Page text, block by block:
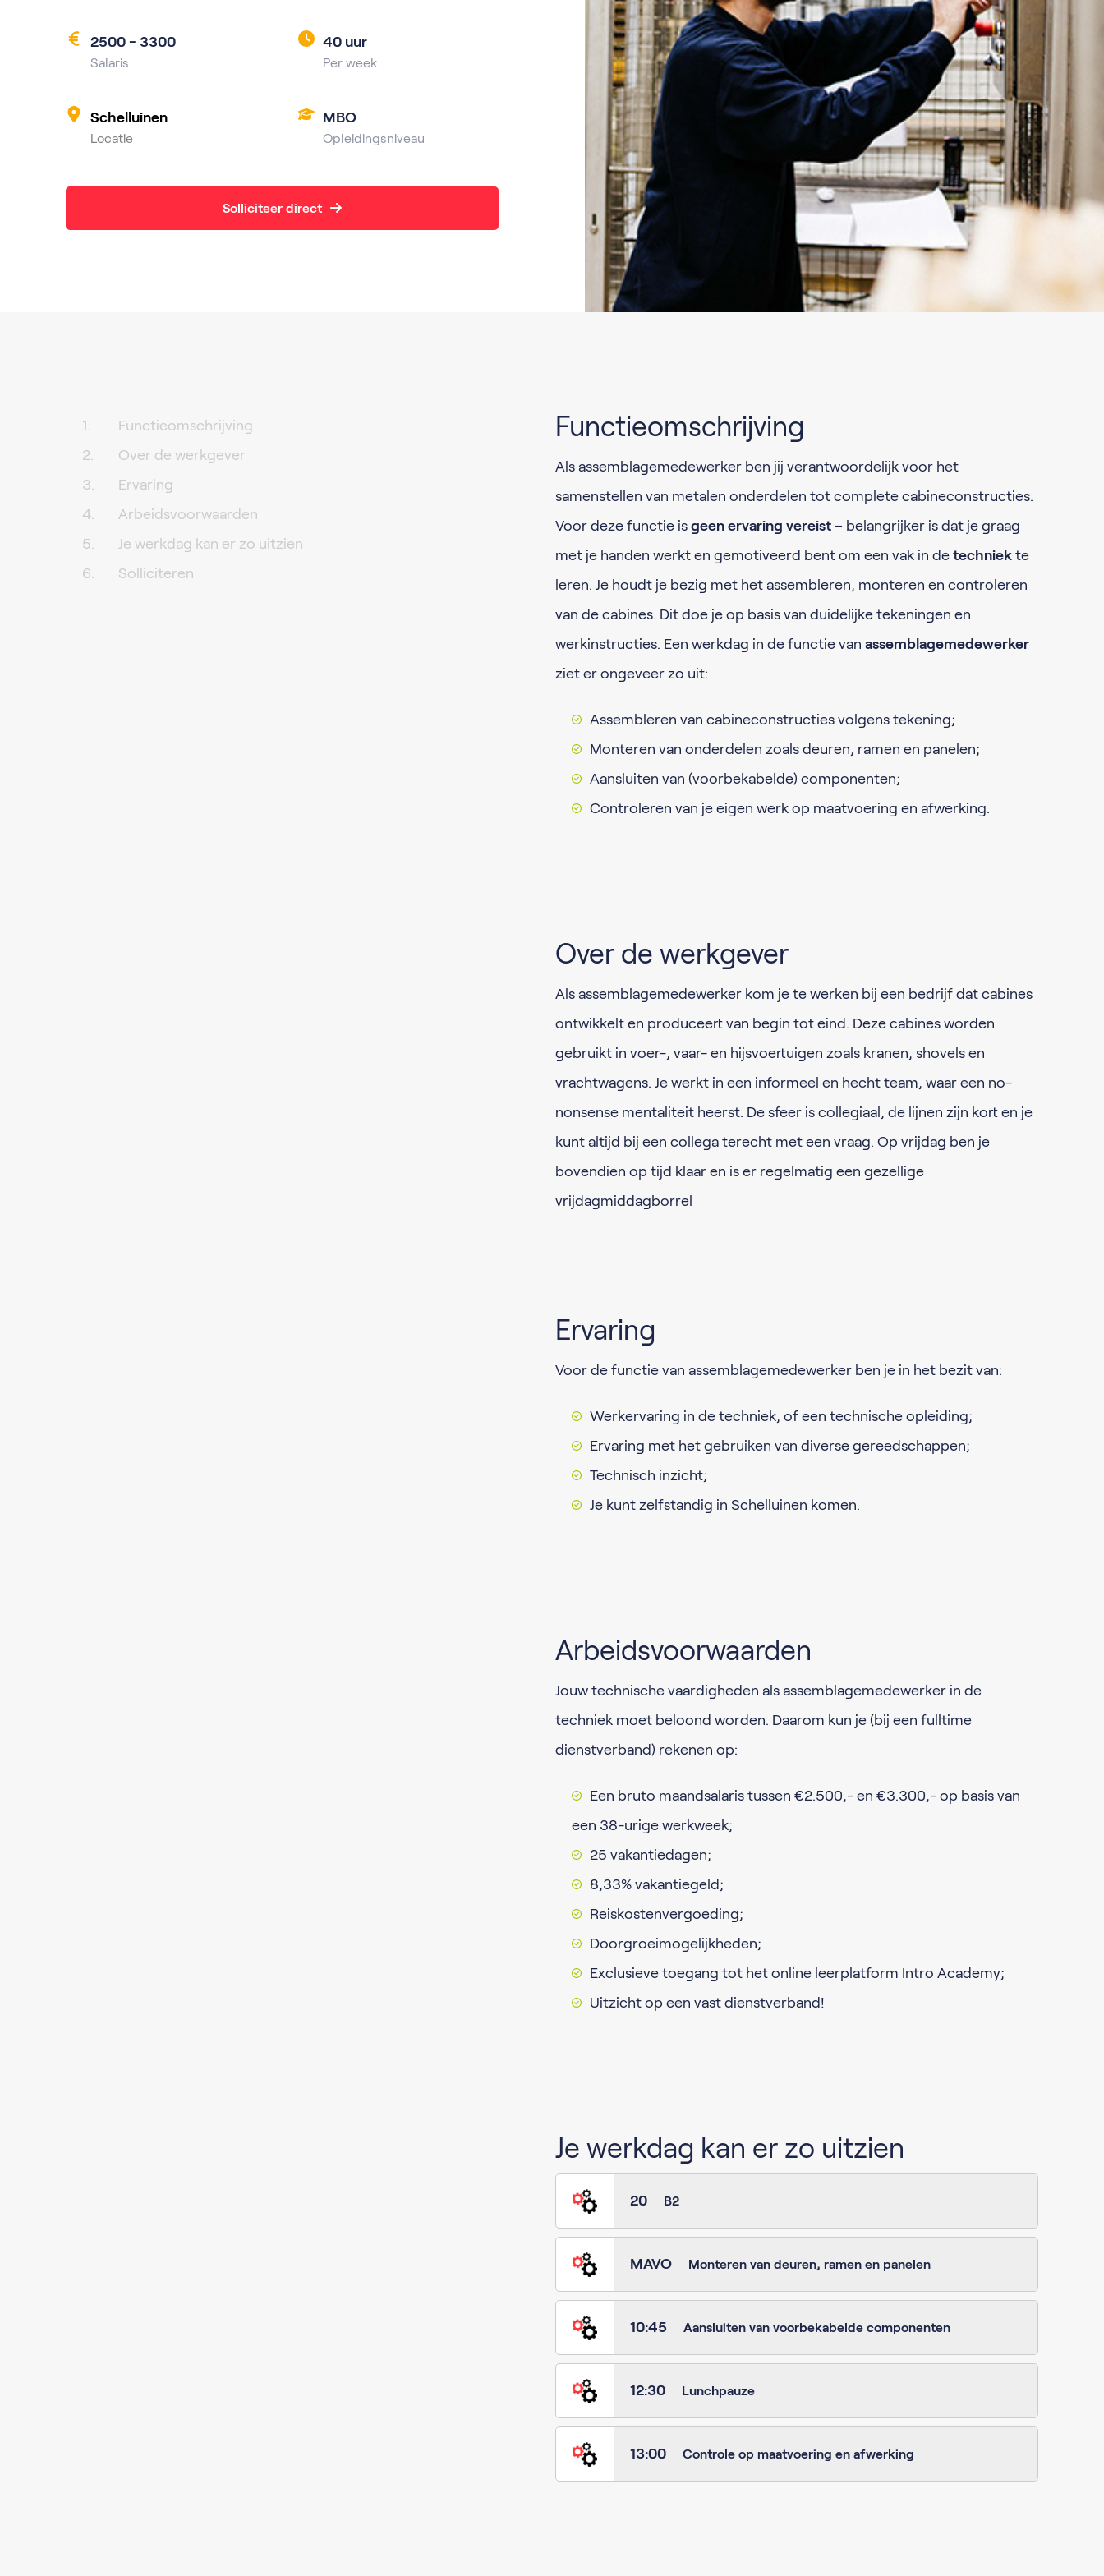
2500 - 3300
Salaris
40 uur
Per week
Schelluinen
Locatie
MBO
Opleidingsniveau
Solliciteer direct
Functieomschrijving
Over de werkgever
Ervaring
Arbeidsvoorwaarden
Je werkdag kan er zo uitzien
Solliciteren
Functieomschrijving
Als assemblagemedewerker ben jij verantwoordelijk voor het
samenstellen van metalen onderdelen tot complete cabineconstructies.
Voor deze functie is geen ervaring vereist – belangrijker is dat je graag
met je handen werkt en gemotiveerd bent om een vak in de techniek te
leren. Je houdt je bezig met het assembleren, monteren en controleren
van de cabines. Dit doe je op basis van duidelijke tekeningen en
werkinstructies. Een werkdag in de functie van assemblagemedewerker
ziet er ongeveer zo uit:
Assembleren van cabineconstructies volgens tekening;
Monteren van onderdelen zoals deuren, ramen en panelen;
Aansluiten van (voorbekabelde) componenten;
Controleren van je eigen werk op maatvoering en afwerking.
Over de werkgever
Als assemblagemedewerker kom je te werken bij een bedrijf dat cabines
ontwikkelt en produceert van begin tot eind. Deze cabines worden
gebruikt in voer-, vaar- en hijsvoertuigen zoals kranen, shovels en
vrachtwagens. Je werkt in een informeel en hecht team, waar een no-
nonsense mentaliteit heerst. De sfeer is collegiaal, de lijnen zijn kort en je
kunt altijd bij een collega terecht met een vraag. Op vrijdag ben je
bovendien op tijd klaar en is er regelmatig een gezellige
vrijdagmiddagborrel
Ervaring
Voor de functie van assemblagemedewerker ben je in het bezit van:
Werkervaring in de techniek, of een technische opleiding;
Ervaring met het gebruiken van diverse gereedschappen;
Technisch inzicht;
Je kunt zelfstandig in Schelluinen komen.
Arbeidsvoorwaarden
Jouw technische vaardigheden als assemblagemedewerker in de
techniek moet beloond worden. Daarom kun je (bij een fulltime
dienstverband) rekenen op:
Een bruto maandsalaris tussen €2.500,- en €3.300,- op basis van
een 38-urige werkweek;
25 vakantiedagen;
8,33% vakantiegeld;
Reiskostenvergoeding;
Doorgroeimogelijkheden;
Exclusieve toegang tot het online leerplatform Intro Academy;
Uitzicht op een vast dienstverband!
Je werkdag kan er zo uitzien
20 B2
MAVO Monteren van deuren, ramen en panelen
10:45 Aansluiten van voorbekabelde componenten
12:30 Lunchpauze
13:00 Controle op maatvoering en afwerking